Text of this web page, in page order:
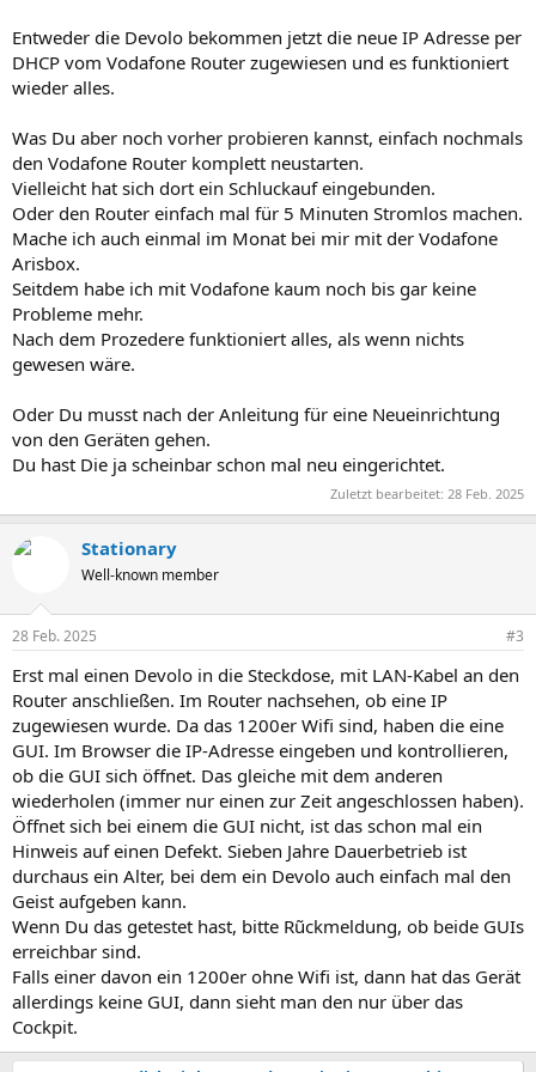
Entweder die Devolo bekommen jetzt die neue IP Adresse per
DHCP vom Vodafone Router zugewiesen und es funktioniert
wieder alles.
Was Du aber noch vorher probieren kannst, einfach nochmals
den Vodafone Router komplett neustarten.
Vielleicht hat sich dort ein Schluckauf eingebunden.
Oder den Router einfach mal für 5 Minuten Stromlos machen.
Mache ich auch einmal im Monat bei mir mit der Vodafone
Arisbox.
Seitdem habe ich mit Vodafone kaum noch bis gar keine
Probleme mehr.
Nach dem Prozedere funktioniert alles, als wenn nichts
gewesen wäre.
Oder Du musst nach der Anleitung für eine Neueinrichtung
von den Geräten gehen.
Du hast Die ja scheinbar schon mal neu eingerichtet.
Zuletzt bearbeitet: 28 Feb. 2025
Stationary
Well-known member
28 Feb. 2025 #3
Erst mal einen Devolo in die Steckdose, mit LAN-Kabel an den
Router anschließen. Im Router nachsehen, ob eine IP
zugewiesen wurde. Da das 1200er Wifi sind, haben die eine
GUI. Im Browser die IP-Adresse eingeben und kontrollieren,
ob die GUI sich öffnet. Das gleiche mit dem anderen
wiederholen (immer nur einen zur Zeit angeschlossen haben).
Öffnet sich bei einem die GUI nicht, ist das schon mal ein
Hinweis auf einen Defekt. Sieben Jahre Dauerbetrieb ist
durchaus ein Alter, bei dem ein Devolo auch einfach mal den
Geist aufgeben kann.
Wenn Du das getestet hast, bitte Rũckmeldung, ob beide GUIs
erreichbar sind.
Falls einer davon ein 1200er ohne Wifi ist, dann hat das Gerät
allerdings keine GUI, dann sieht man den nur über das
Cockpit.